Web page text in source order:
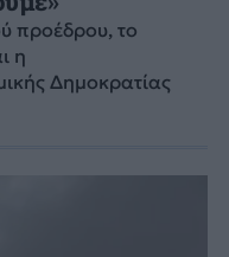
προέδρου, το
η
Δημοκρατίας